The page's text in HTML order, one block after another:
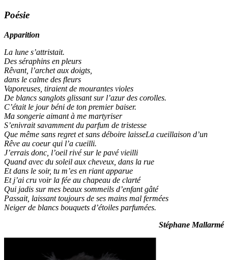
Poésie
Apparition
La lune s’attristait.
Des séraphins en pleurs
Rêvant, l’archet aux doigts,
dans le calme des fleurs
Vaporeuses, tiraient de mourantes violes
De blancs sanglots glissant sur l’azur des corolles.
C’était le jour béni de ton premier baiser.
Ma songerie aimant à me martyriser
S’enivrait savamment du parfum de tristesse
Que même sans regret et sans déboire laisseLa cueillaison d’un
Rêve au coeur qui l’a cueilli.
J’errais donc, l’oeil rivé sur le pavé vieilli
Quand avec du soleil aux cheveux, dans la rue
Et dans le soir, tu m’es en riant apparue
Et j’ai cru voir la fée au chapeau de clarté
Qui jadis sur mes beaux sommeils d’enfant gâté
Passait, laissant toujours de ses mains mal fermées
Neiger de blancs bouquets d’étoiles parfumées.
Stéphane Mallarmé